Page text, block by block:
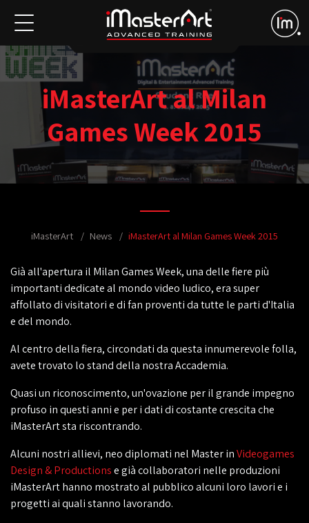
iMasterArt al Milan
Games Week 2015
iMasterArt News iMasterArt al Milan Games Week 2015
Già all'apertura il Milan Games Week, una delle fiere più
importanti dedicate al mondo video ludico, era super
affollato di visitatori e di fan proventi da tutte le parti d'Italia
e del mondo.
Al centro della fiera, circondati da questa innumerevole folla,
avete trovato lo stand della nostra Accademia.
Quasi un riconoscimento, un'ovazione per il grande impegno
profuso in questi anni e per i dati di costante crescita che
iMasterArt sta riscontrando.
Alcuni nostri allievi, neo diplomati nel Master inVideogames
Design & Productionse già collaboratori nelle produzioni
iMasterArt hanno mostrato al pubblico alcuni loro lavori e i
progetti ai quali stanno lavorando.